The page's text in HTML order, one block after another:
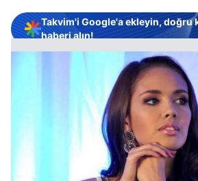
Takvim'i Google'a ekleyin, doğru
haberi alın!